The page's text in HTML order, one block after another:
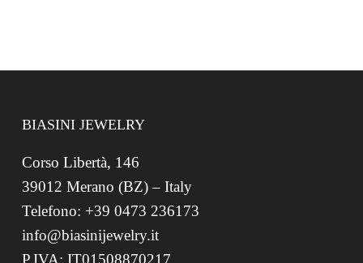
BIASINI JEWELRY
Corso Libertà, 146
39012 Merano (BZ) – Italy
Telefono: +39 0473 236173
info@biasinijewelry.it